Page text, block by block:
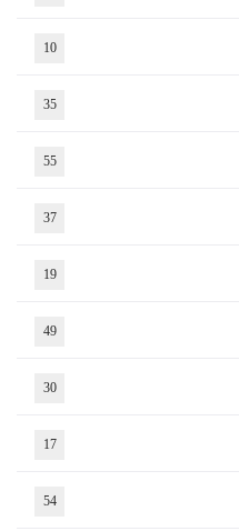
10
35
55
37
19
49
30
17
54